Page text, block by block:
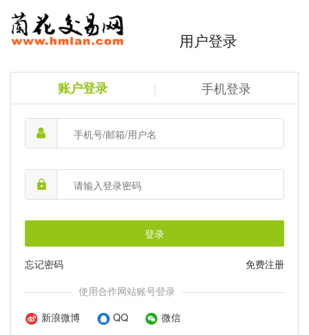
用户登录
账户登录 手机登录
登录
免费注册
忘记密码
使用合作网站账号登录
新浪微博
QQ 微信